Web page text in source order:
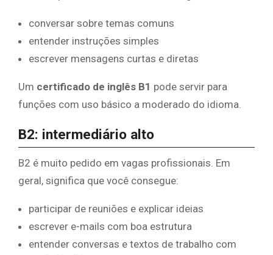
conversar sobre temas comuns
entender instruções simples
escrever mensagens curtas e diretas
Um certificado de inglês B1 pode servir para
funções com uso básico a moderado do idioma.
B2: intermediário alto
B2 é muito pedido em vagas profissionais. Em
geral, significa que você consegue:
participar de reuniões e explicar ideias
escrever e-mails com boa estrutura
entender conversas e textos de trabalho com